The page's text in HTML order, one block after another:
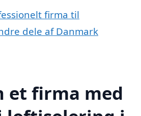
firma til
dele af Danmark
et firma med